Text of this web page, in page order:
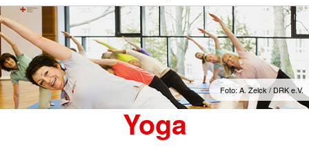
Foto: A. Zelck / DRK e.V.
Yoga